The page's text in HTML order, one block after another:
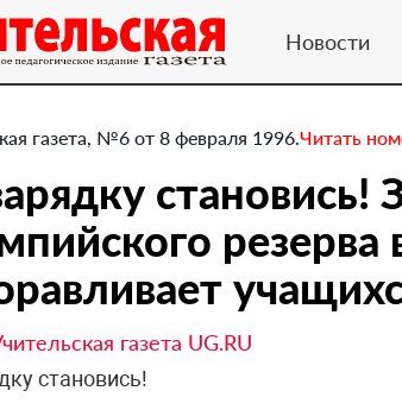
Новости
газета, №6 от 8 февраля 1996.Читать
становись!
резерва
газета UG.RU
становись!